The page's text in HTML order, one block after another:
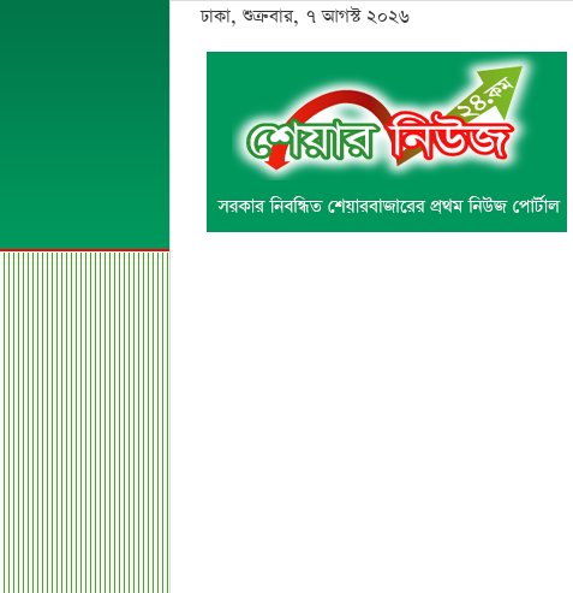
ঢাকা, শুক্রবার, ৭ আগস্ট ২০২৬